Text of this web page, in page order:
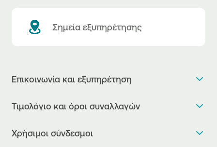
Σημεία εξυπηρέτησης
Επικοινωνία και εξυπηρέτηση
Η νέα Ψηφιακή Εποχή στις συναλλαγές, έφτασε!
Τιμολόγιο και όροι συναλλαγών
Χρήσιμοι σύνδεσμοι